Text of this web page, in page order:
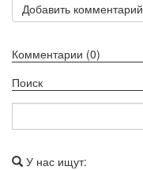
Добавить комментарий
Комментарии (0)
Поиск
У нас ищут: